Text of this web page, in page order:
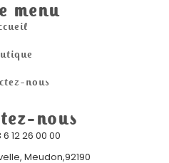
menu
nous
nous
6 12 26 00 00
Meudon,92190